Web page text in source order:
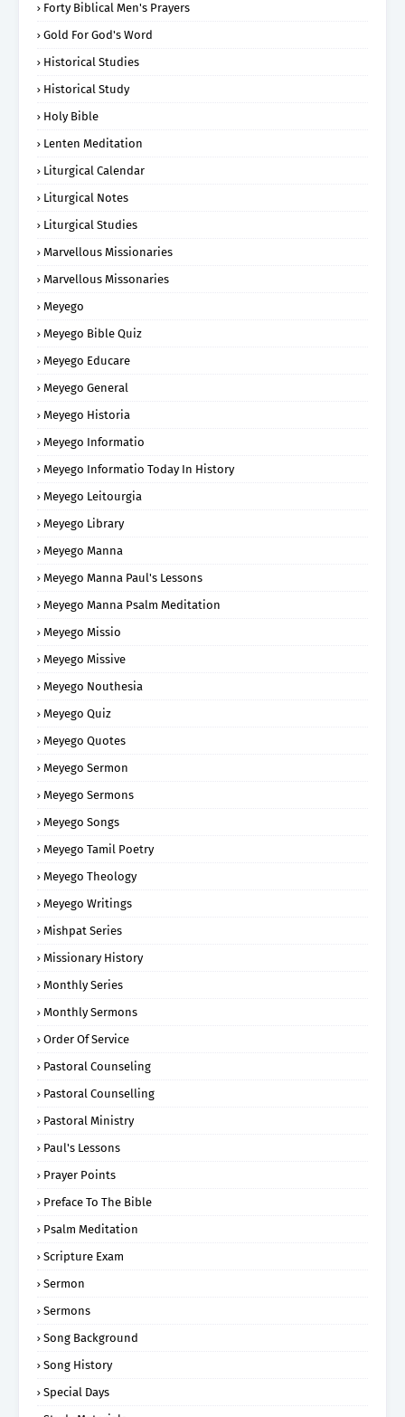
Forty Biblical Men's Prayers
Gold For God's Word
Historical Studies
Historical Study
Holy Bible
Lenten Meditation
Liturgical Calendar
Liturgical Notes
Liturgical Studies
Marvellous Missionaries
Marvellous Missonaries
Meyego
Meyego Bible Quiz
Meyego Educare
Meyego General
Meyego Historia
Meyego Informatio
Meyego Informatio Today In History
Meyego Leitourgia
Meyego Library
Meyego Manna
Meyego Manna Paul's Lessons
Meyego Manna Psalm Meditation
Meyego Missio
Meyego Missive
Meyego Nouthesia
Meyego Quiz
Meyego Quotes
Meyego Sermon
Meyego Sermons
Meyego Songs
Meyego Tamil Poetry
Meyego Theology
Meyego Writings
Mishpat Series
Missionary History
Monthly Series
Monthly Sermons
Order Of Service
Pastoral Counseling
Pastoral Counselling
Pastoral Ministry
Paul's Lessons
Prayer Points
Preface To The Bible
Psalm Meditation
Scripture Exam
Sermon
Sermons
Song Background
Song History
Special Days